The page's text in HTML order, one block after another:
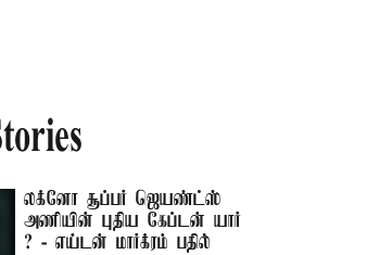
லக்னோ சூப்பர் ஜெயண்ட்ஸ்
அணியின் புதிய கேப்டன் யார்
? - எய்டன் மார்க்ரம் பதில்